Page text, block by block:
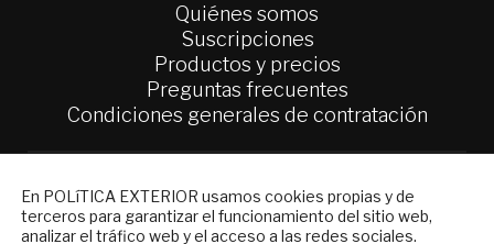
Quiénes somos
Suscripciones
Productos y precios
Preguntas frecuentes
Condiciones generales de contratación
Colaboraciones
Publicidad
Contacto
En POLíTICA EXTERIOR usamos cookies propias y de
terceros para garantizar el funcionamiento del sitio web,
analizar el tráfico web y el acceso a las redes sociales.
NEWSLETTER
Suscríbase a nuestro boletín electrónico y